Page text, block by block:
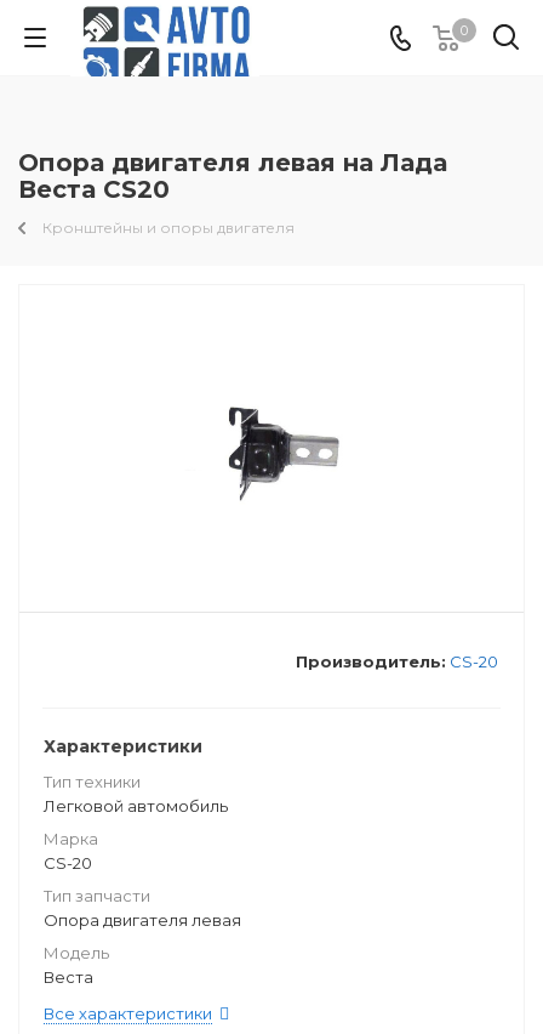
0
Опора двигателя левая на Лада
Веста CS20
Кронштейны и опоры двигателя
Производитель: CS-20
Характеристики
Тип техники
Легковой автомобиль
Марка
CS-20
Тип запчасти
Опора двигателя левая
Модель
Веста
Все характеристики